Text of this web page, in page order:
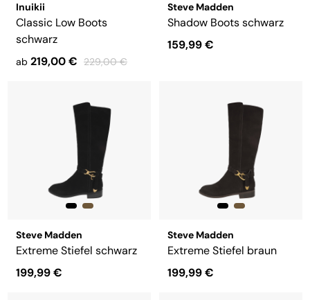
Inuikii
Classic Low Boots
schwarz
ab 219,00 € 229,00 €
Steve Madden
Shadow Boots schwarz
159,99 €
Steve Madden
Extreme Stiefel schwarz
199,99 €
Steve Madden
Extreme Stiefel braun
199,99 €